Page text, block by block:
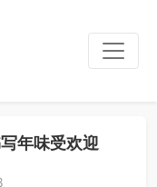
年味受欢迎